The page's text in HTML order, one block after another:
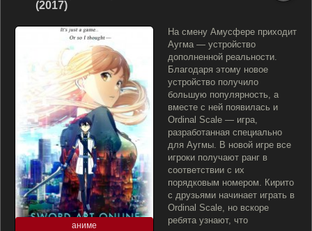
(2017)
аниме
На смену Амусфере приходит
Аугма — устройство
дополненной реальности.
Благодаря этому новое
устройство получило
большую популярность, а
вместе с ней появилась и
Ordinal Scale — игра,
разработанная специально
для Аугмы. В новой игре все
игроки получают ранг в
соответствии с их
порядковым номером. Кирито
с друзьями начинает играть в
Ordinal Scale, но вскоре
ребята узнают, что